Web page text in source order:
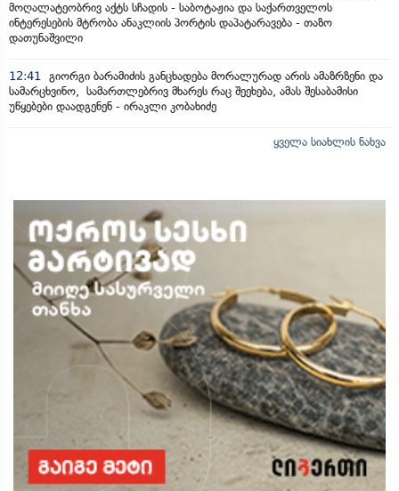
მოღალატეობრივ აქტს სჩადის - საბოტაჟია და საქართველოს
ინტერესების მტრობა ანაკლიის პორტის დაპატარავება - თაზო
დათუნაშვილი
12:41 გიორგი ბარამიძის განცხადება მორალურად არის ამაზრზენი და
სამარცხვინო, სამართლებრივ მხარეს რაც შეეხება, ამას შესაბამისი
უწყებები დაადგენენ - ირაკლი კობახიძე
ყველა სიახლის ნახვა